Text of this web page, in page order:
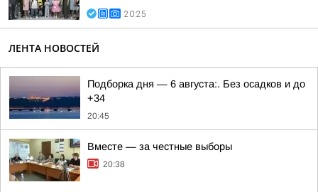
20:25
ЛЕНТА НОВОСТЕЙ
Подборка дня — 6 августа:. Без осадков и до
+34
20:45
Вместе — за честные выборы
20:38